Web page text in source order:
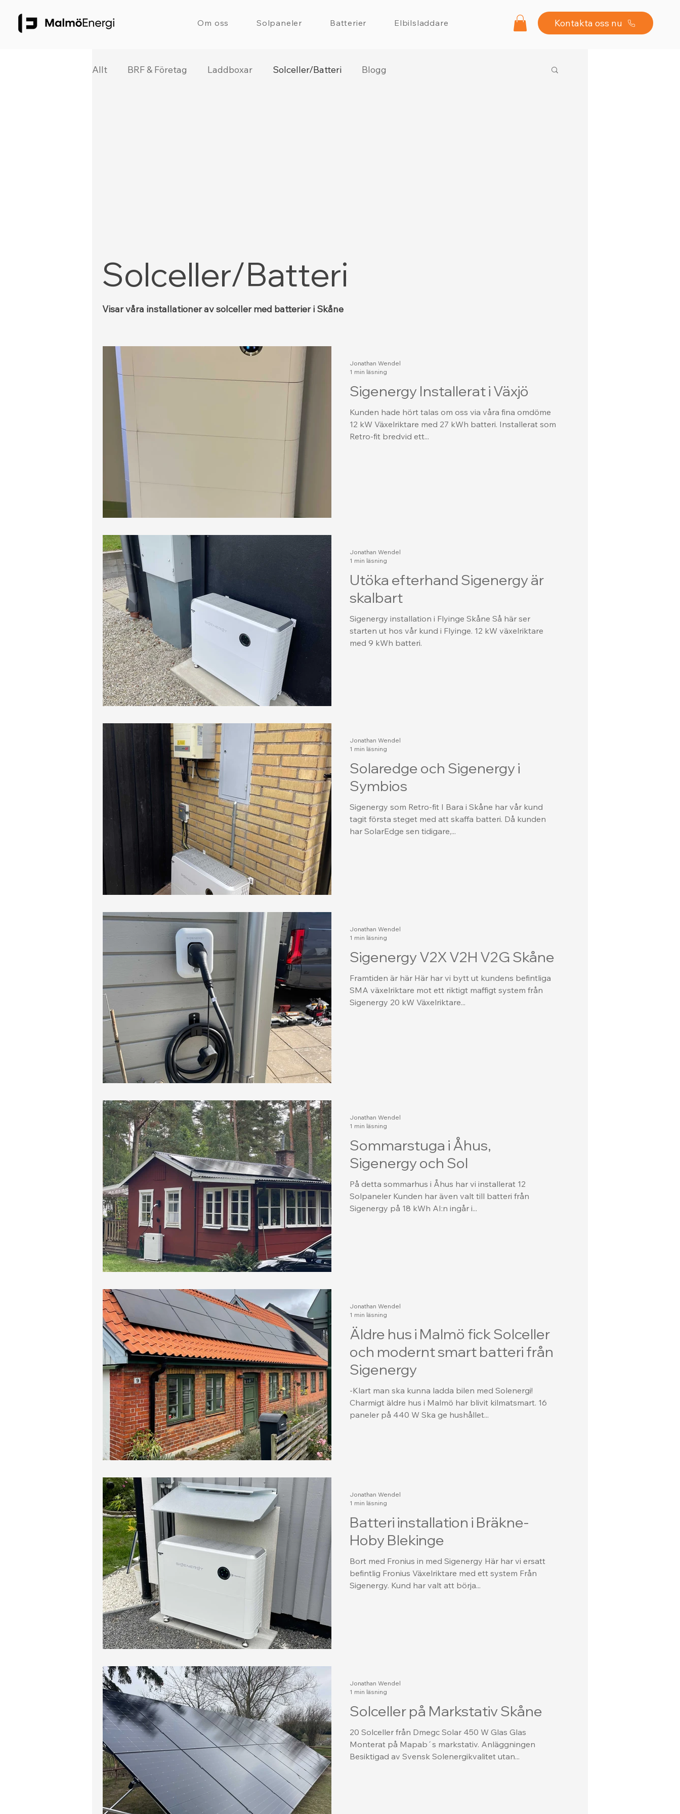
Om oss Solpaneler Batterier Elbilsladdare Kontakta oss nu
Allt BRF & Företag Laddboxar Solceller/Batteri Blogg
Solceller/Batteri
Visar våra installationer av solceller med batterier i Skåne
Sigenergy Installerat i Växjö
Kunden hade hört talas om oss via våra fina omdöme
12 kW Växelriktare med 27 kWh batteri. Installerat som
Retro-fit bredvid ett...
Jonathan Wendel
1 min läsning
Utöka efterhand Sigenergy är
skalbart
Sigenergy installation i Flyinge Skåne Så här ser
starten ut hos vår kund i Flyinge. 12 kW växelriktare
med 9 kWh batteri.
Jonathan Wendel
1 min läsning
Solaredge och Sigenergy i
Symbios
Sigenergy som Retro-fit I Bara i Skåne har vår kund
tagit första steget med att skaffa batteri. Då kunden
har SolarEdge sen tidigare,...
Jonathan Wendel
1 min läsning
Sigenergy V2X V2H V2G Skåne
Framtiden är här Här har vi bytt ut kundens befintliga
SMA växelriktare mot ett riktigt maffigt system från
Sigenergy 20 kW Växelriktare...
Jonathan Wendel
1 min läsning
Sommarstuga i Åhus,
Sigenergy och Sol
På detta sommarhus i Åhus har vi installerat 12
Solpaneler Kunden har även valt till batteri från
Sigenergy på 18 kWh AI:n ingår i...
Jonathan Wendel
1 min läsning
Äldre hus i Malmö fick Solceller
och modernt smart batteri från
Sigenergy
-Klart man ska kunna ladda bilen med Solenergi!
Charmigt äldre hus i Malmö har blivit kilmatsmart. 16
paneler på 440 W Ska ge hushållet...
Jonathan Wendel
1 min läsning
Batteri installation i Bräkne-
Hoby Blekinge
Bort med Fronius in med Sigenergy Här har vi ersatt
befintlig Fronius Växelriktare med ett system Från
Sigenergy. Kund har valt att börja...
Jonathan Wendel
1 min läsning
Solceller på Markstativ Skåne
20 Solceller från Dmegc Solar 450 W Glas Glas
Monterat på Mapab´s markstativ. Anläggningen
Besiktigad av Svensk Solenergikvalitet utan...
Jonathan Wendel
1 min läsning